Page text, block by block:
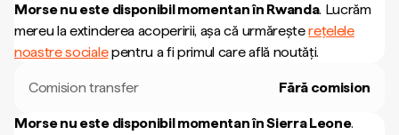
Morse nu este disponibil momentan în Rwanda. Lucrăm
mereu la extinderea acoperirii, așa că urmăreșterețelele
noastre socialepentru a fi primul care află noutăți.
Comision transfer Fără comision
Morse nu este disponibil momentan înSierra Leone.